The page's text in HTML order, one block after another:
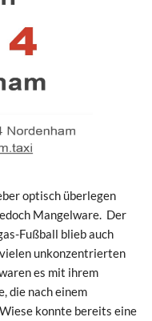
optisch überlegen
Mangelware. Der
Fußball blieb auch
unkonzentrierten
es mit ihrem
die nach einem
konnte bereits eine